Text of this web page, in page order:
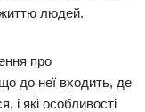
життю людей.
про
до неї входить, де
і які особливості